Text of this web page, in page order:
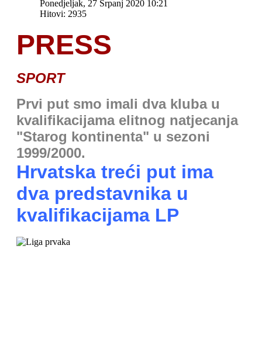
Ponedjeljak, 27 Srpanj 2020 10:21
Hitovi: 2935
PRESS
SPORT
Prvi put smo imali dva kluba u
kvalifikacijama elitnog natjecanja
"Starog kontinenta" u sezoni
1999/2000.
Hrvatska treći put ima
dva predstavnika u
kvalifikacijama LP